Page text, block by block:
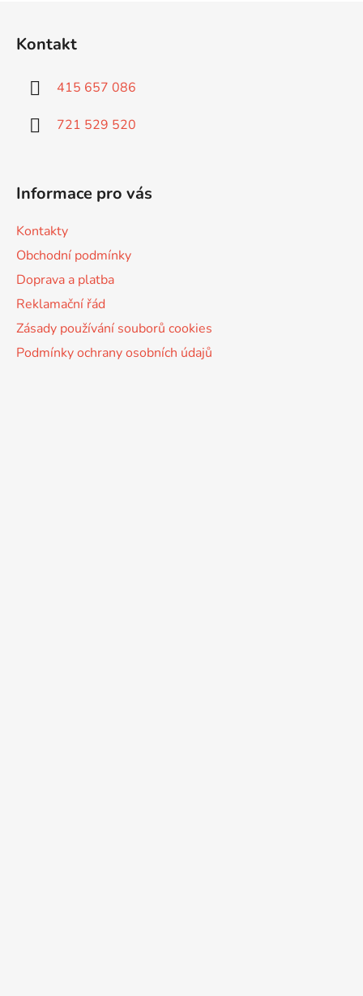
Kontakt
415 657 086
721 529 520
Informace pro vás
Kontakty
Obchodní podmínky
Doprava a platba
Reklamační řád
Zásady používání souborů cookies
Podmínky ochrany osobních údajů